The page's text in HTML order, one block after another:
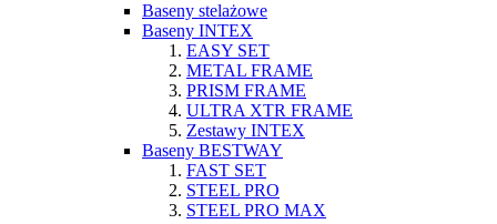
Baseny stelażowe
Baseny INTEX
EASY SET
METAL FRAME
PRISM FRAME
ULTRA XTR FRAME
Zestawy INTEX
Baseny BESTWAY
FAST SET
STEEL PRO
STEEL PRO MAX